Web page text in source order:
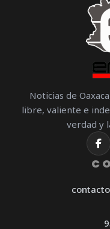
Noticias de
libre, valiente e
verdad y